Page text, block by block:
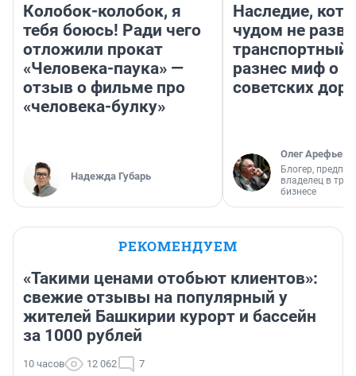
Колобок-колобок, я
тебя боюсь! Ради чего
отложили прокат
«Человека-паука» —
отзыв о фильме про
«человека-булку»
Надежда Губарь
Наследие,
чудом не
транспортный
разнес миф о
советских
Олег Арефьев
Блогер,
владелец в
бизнесе
РЕКОМЕНДУЕМ
«Такими ценами отобьют клиентов»:
свежие отзывы на популярный у
жителей Башкирии курорт и бассейн
за 1000 рублей
10 часов 12 062 7